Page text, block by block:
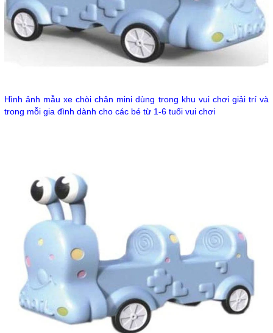
Hình ảnh mẫu xe chòi chân mini dùng trong khu vui chơi giải trí và
trong mỗi gia đình dành cho các bé từ 1-6 tuổi vui chơi